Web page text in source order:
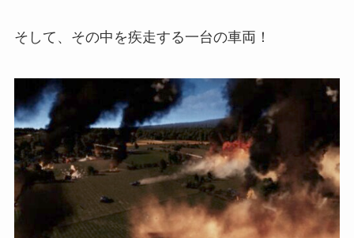
そして、その中を疾走する一台の車両！